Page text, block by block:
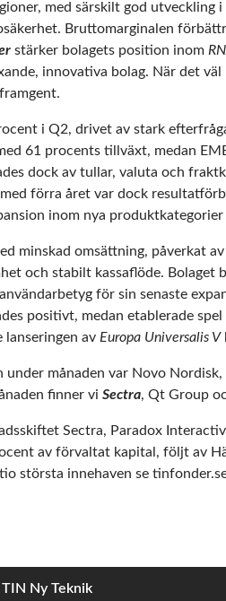
med särskilt god utveckling i
Bruttomarginalen
stärker bolagets position inom
innovativa bolag. När det
i Q2, drivet av stark
61 procents tillväxt, medan
dock av tullar, valuta och
förra året var dock
inom nya produktkategorier
minskad omsättning, påverkat
och stabilt kassaflöde. Bolaget
för sin senaste
positivt, medan etablerade spel
lanseringen av Europa Universalis V
månaden var Novo
finner vi Sectra, Qt Group
Sectra, Paradox
av förvaltat kapital, följt av
största innehaven se
TIN Ny Teknik